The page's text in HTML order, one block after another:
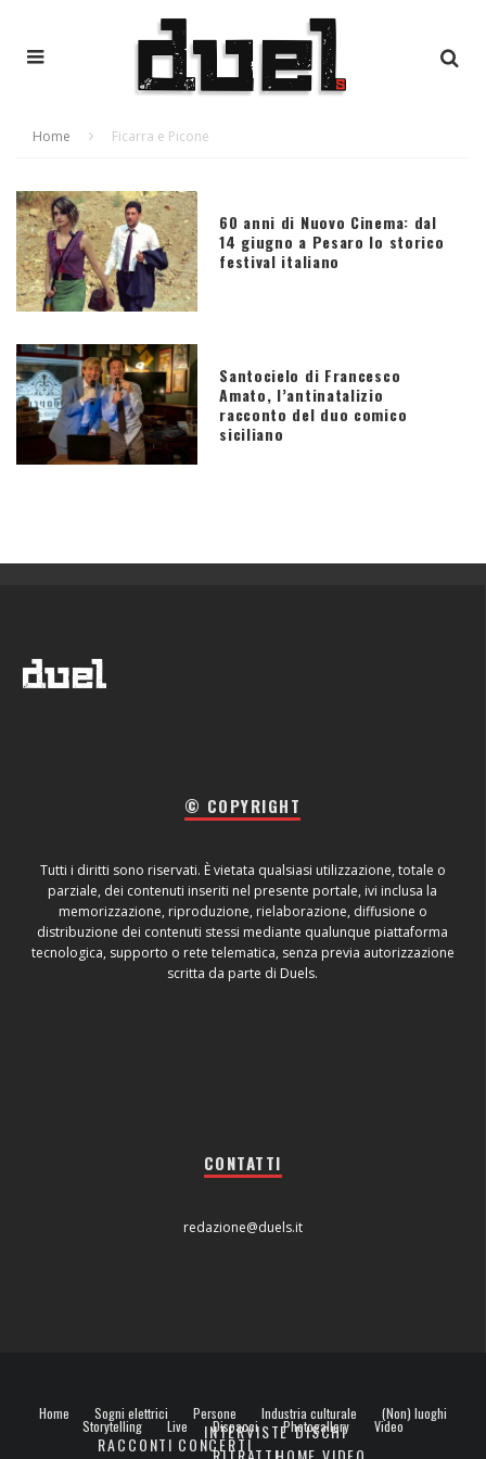
Home Ficarra e Picone
60 anni di Nuovo Cinema: dal
14 giugno a Pesaro lo storico
festival italiano
Santocielo di Francesco
Amato, l’antinatalizio
racconto del duo comico
siciliano
© COPYRIGHT
Tutti i diritti sono riservati. È vietata qualsiasi utilizzazione, totale o
parziale, dei contenuti inseriti nel presente portale, ivi inclusa la
memorizzazione, riproduzione, rielaborazione, diffusione o
distribuzione dei contenuti stessi mediante qualunque piattaforma
tecnologica, supporto o rete telematica, senza previa autorizzazione
scritta da parte di Duels.
CONTATTI
redazione@duels.it
Home Sogni elettrici Persone
INTERVISTE
Industria culturale
DISCHI
(Non) luoghi
Storytelling
RACCONTI
Live
CONCERTI
Dispacci Photogallery Video